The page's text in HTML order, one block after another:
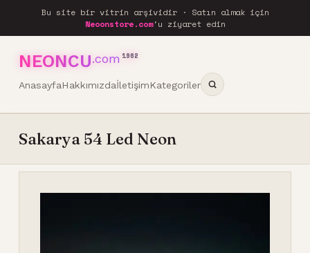
Bu site bir vitrin arşividir · Satın almak için
Neoonstore.com'u ziyaret edin
NEONCU.com 1962
AnasayfaHakkımızdaİletişimKategoriler
Sakarya 54 Led Neon